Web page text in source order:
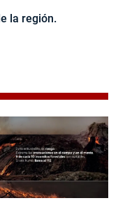
la región.